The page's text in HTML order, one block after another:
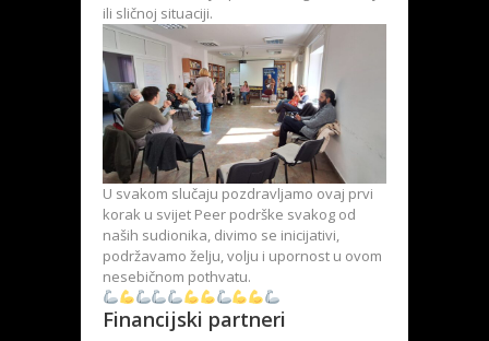
ili sličnoj situaciji.
U svakom slučaju pozdravljamo ovaj prvi
korak u svijet Peer podrške svakog od
naših sudionika, divimo se inicijativi,
podržavamo želju, volju i upornost u ovom
nesebičnom pothvatu.
Financijski partneri